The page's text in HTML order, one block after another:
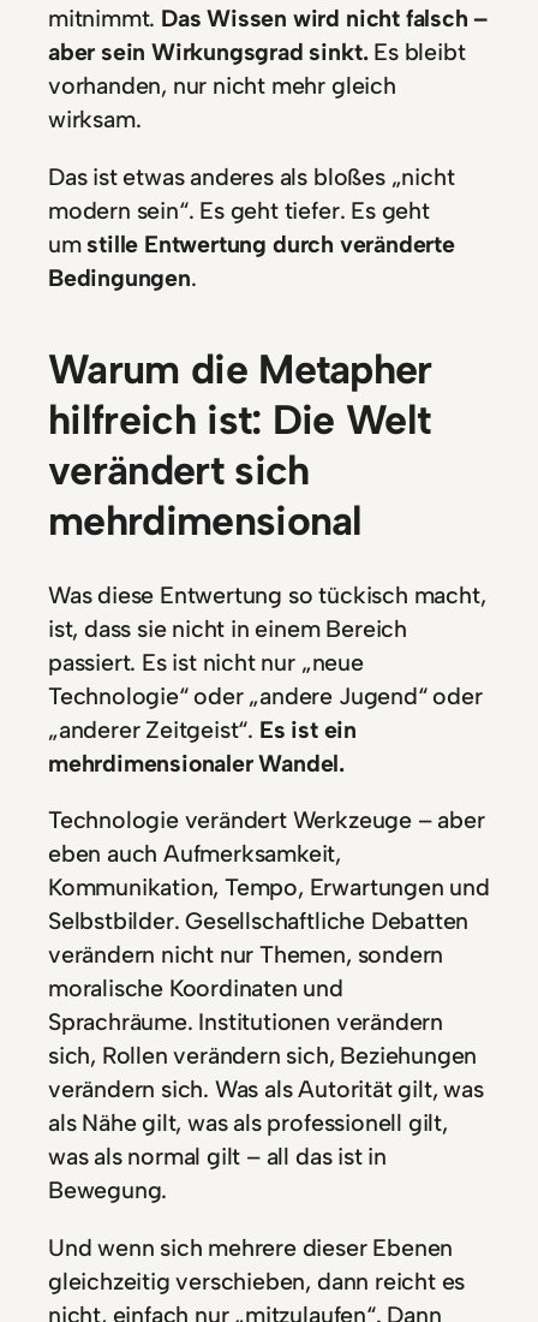
mitnimmt. Das Wissen wird nicht falsch –
aber sein Wirkungsgrad sinkt.Es bleibt
vorhanden, nur nicht mehr gleich
wirksam.
Das ist etwas anderes als bloßes „nicht
modern sein“. Es geht tiefer. Es geht
um stille Entwertung durch veränderte
Bedingungen.
Warum die Metapher
hilfreich ist: Die Welt
verändert sich
mehrdimensional
Was diese Entwertung so tückisch macht,
ist, dass sie nicht in einem Bereich
passiert. Es ist nicht nur „neue
Technologie“ oder „andere Jugend“ oder
„anderer Zeitgeist“. Es ist ein
mehrdimensionaler Wandel.
Technologie verändert Werkzeuge – aber
eben auch Aufmerksamkeit,
Kommunikation, Tempo, Erwartungen und
Selbstbilder. Gesellschaftliche Debatten
verändern nicht nur Themen, sondern
moralische Koordinaten und
Sprachräume. Institutionen verändern
sich, Rollen verändern sich, Beziehungen
verändern sich. Was als Autorität gilt, was
als Nähe gilt, was als professionell gilt,
was als normal gilt – all das ist in
Bewegung.
Und wenn sich mehrere dieser Ebenen
gleichzeitig verschieben, dann reicht es
nicht, einfach nur „mitzulaufen“. Dann